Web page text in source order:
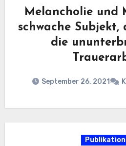
Melancholie und
schwache Subjekt,
die
September 26, 2021